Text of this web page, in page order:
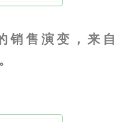
销售演变，来自